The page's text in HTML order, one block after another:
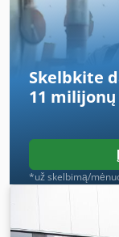
Skelbkite
11
*už skelbimą/